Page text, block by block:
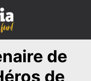
de
de